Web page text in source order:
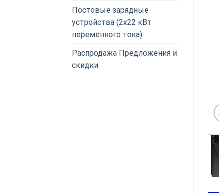
Постовые зарядные
устройства (2x22 кВт
переменного тока)
Распродажа Предложения и
скидки